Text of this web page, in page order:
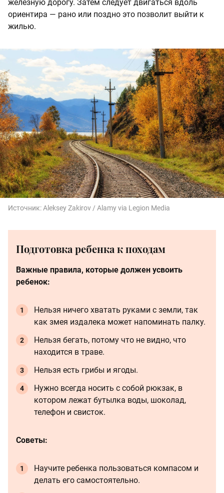
железную дорогу. Затем следует двигаться вдоль
ориентира — рано или поздно это позволит выйти к
жилью.
Источник:Aleksey Zakirov / Alamy via Legion Media
Подготовка ребенка к походам
Важные правила, которые должен усвоить
ребенок:
Нельзя ничего хватать руками с земли, так
как змея издалека может напоминать палку.
Нельзя бегать, потому что не видно, что
находится в траве.
Нельзя есть грибы и ягоды.
Нужно всегда носить с собой рюкзак, в
котором лежат бутылка воды, шоколад,
телефон и свисток.
Советы:
Научите ребенка пользоваться компасом и
делать его самостоятельно.